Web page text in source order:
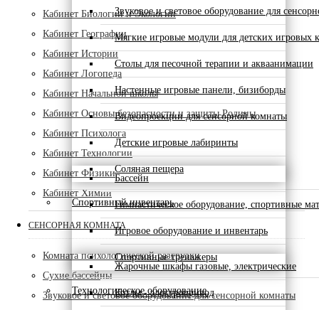
Звуковое и световое оборудование для
Мягкие игровые модули для детских игровых
Столы для песочной терапии и акваанимации
Настенные игровые панели, бизиборды
Видеопроекции для сенсорной комнаты
Детские игровые лабиринты
Соляная пещера
Спортивный инвентарь
Бассейн
Гимнастическое оборудование, спортивные
Игровое оборудование и инвентарь
Спортивные тренажеры
Технологическое оборудование
Жарочные шкафы газовые, электрические
Котлы - электропривод
Кабинет Биологии и Экологии
Кабинет Географии
Кабинет Истории
Кабинет Логопеда
Кабинет Начальной школы
Кабинет Основы безопасности и защиты Родины
Кабинет Психолога
Кабинет Технологии
Кабинет Физики
Кабинет Химии
СЕНСОРНАЯ КОМНАТА
Комната психологической разгрузки
Сухие бассейны
Звуковое и световое оборудование для сенсорной комнаты